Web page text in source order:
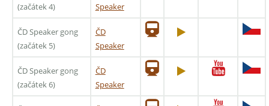
(začátek 4)
Speaker
ČD Speaker gong
(začátek 5)
ČD
Speaker
ČD Speaker gong
(začátek 6)
ČD
Speaker